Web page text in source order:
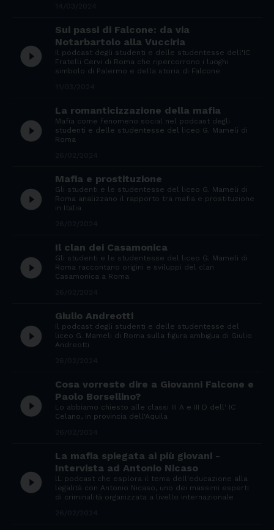
play_circle_filled
Sui passi di Falcone: da via
Notarbartolo alla Vucciria
Il podcast degli studenti e delle studentesse dell'IC
Fratelli Cervi di Roma che ripercorrono i luoghi
simbolo di Palermo e della storia di Falcone
play_circle_filled
La romanticizzazione della mafia
Mafia come fenomeno social nel podcast degli
studenti e delle studentesse del liceo G. Mameli di
Roma
play_circle_filled
Mafia e prostituzione
Gli studenti e le studentesse del liceo G. Mameli di
Roma analizzano il rapporto tra mafia e prostituzione
in Italia
play_circle_filled
Il clan dei Casamonica
Gli studenti e le studentesse del liceo G. Mameli di
Roma raccontano origini e sviluppi del clan
Casamonica a Roma
play_circle_filled
Giulio Andreotti
Il podcast degli studenti e delle studentesse del
liceo G. Mameli di Roma sulla figura ambigua di Giulio
Andreotti
play_circle_filled
Cosa vorreste dire a Giovanni Falcone e
Paolo Borsellino?
Lo abbiamo chiesto alle classi III A e III D dell' IC
Celano, in provincia dell'Aquila
play_circle_filled
La mafia spiegata ai più giovani -
Intervista ad Antonio Nicaso
lL podcast che esplora il tema dell'educazione alla
legalità con Antonio Nicaso, uno dei massimi esperti
di criminalità organizzata a livello internazionale